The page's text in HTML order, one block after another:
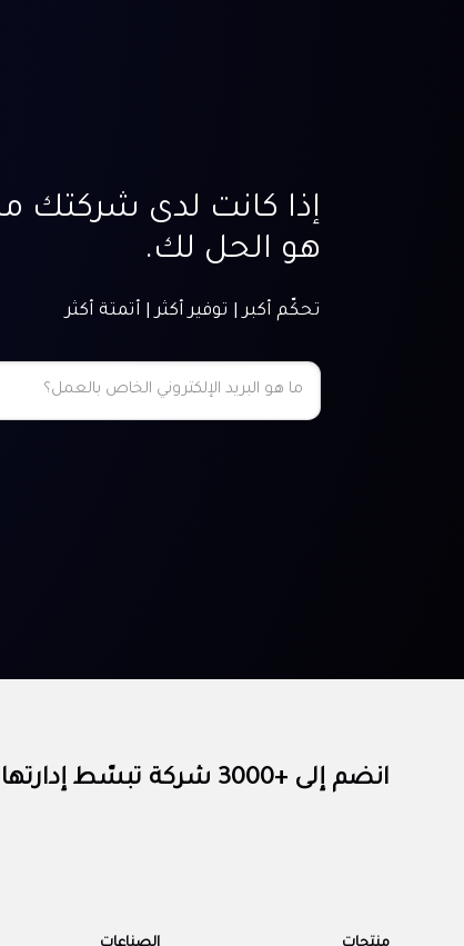
إذا كانت لدى شركتك
هو الحل لك.
تحكّم أكبر | توفير أكثر | أتمتة أكثر
انضم إلى +3000 شركة تبسّط إدارتها المالية مع الآن